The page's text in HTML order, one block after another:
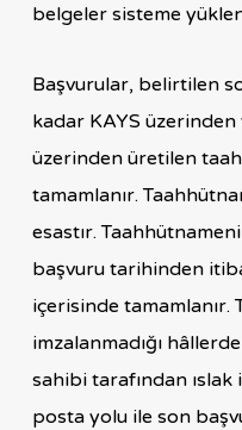
belgeler sisteme
Başvurular, belirtilen
kadar KAYS üzerinden
üzerinden üretilen
tamamlanır.
esastır.
başvuru tarihinden
içerisinde tamamlanır.
imzalanmadığı
sahibi tarafından ıslak
posta yolu ile son